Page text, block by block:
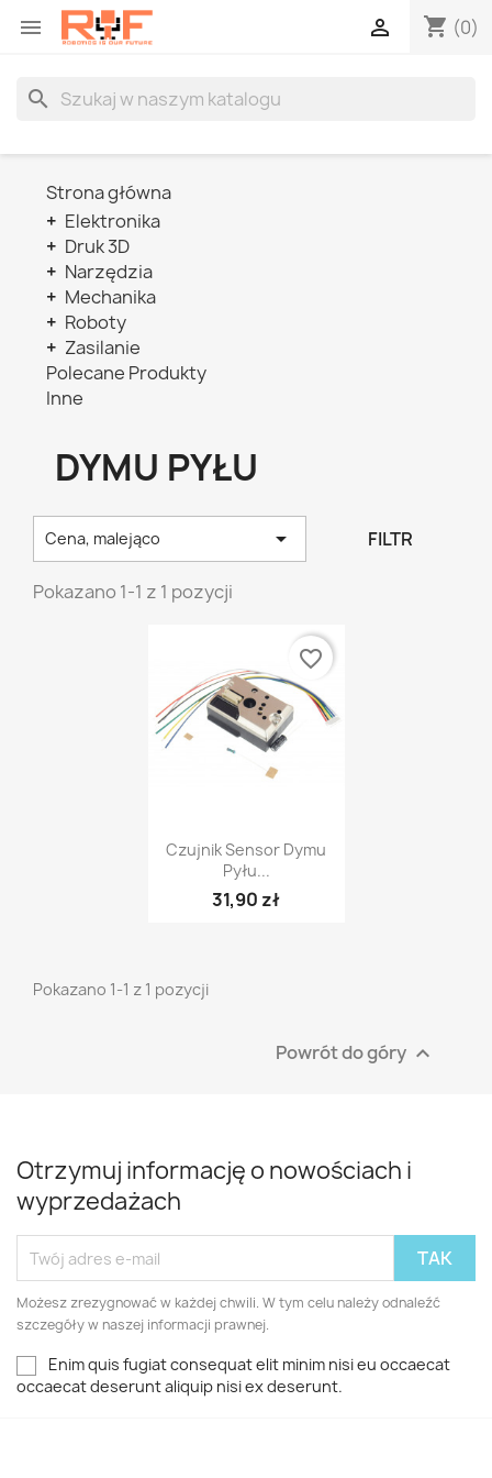
 shopping_cart (0)

search
Strona główna
+ Elektronika
+ Druk 3D
+ Narzędzia
+ Mechanika
+ Roboty
+ Zasilanie
Polecane Produkty
Inne
DYMU PYŁU
Cena, malejąco  FILTR
Pokazano 1-1 z 1 pozycji
Szybki podgląd
Czujnik Sensor Dymu
Pyłu...
31,90 zł
favorite_border
Pokazano 1-1 z 1 pozycji
Powrót do góry 
Otrzymuj informację o nowościach i
wyprzedażach
Możesz zrezygnować w każdej chwili. W tym celu należy odnaleźć
szczegóły w naszej informacji prawnej.
Enim quis fugiat consequat elit minim nisi eu occaecat
occaecat deserunt aliquip nisi ex deserunt.